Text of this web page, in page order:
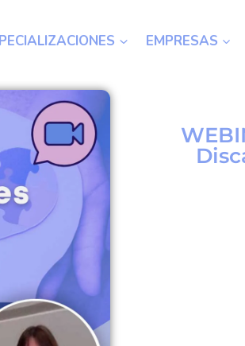
EMPRESAS